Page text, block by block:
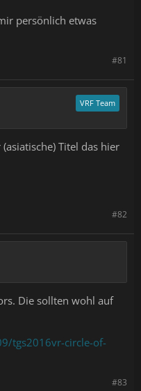
persönlich etwas
#81
VRF Team
Titel das hier
#82
Die sollten wohl auf
tgs2016vr-circle-of-
#83